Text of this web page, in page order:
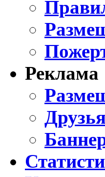
Реклама
Друзья